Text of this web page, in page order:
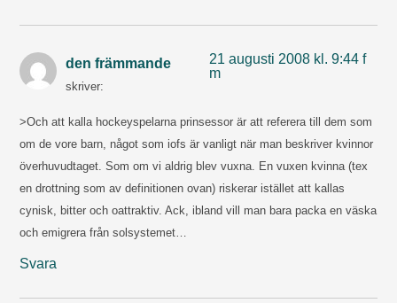
den främmande
skriver:
21 augusti 2008 kl. 9:44 f
m
>Och att kalla hockeyspelarna prinsessor är att referera till dem som
om de vore barn, något som iofs är vanligt när man beskriver kvinnor
överhuvudtaget. Som om vi aldrig blev vuxna. En vuxen kvinna (tex
en drottning som av definitionen ovan) riskerar istället att kallas
cynisk, bitter och oattraktiv. Ack, ibland vill man bara packa en väska
och emigrera från solsystemet…
Svara